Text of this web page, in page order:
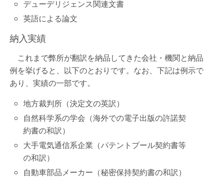
デューデリジェンス関連文書
英語による論文
納入実績
これまで弊所が翻訳を納品してきた会社・機関と納品
例を挙げると、以下のとおりです。なお、下記は例示で
あり、実績の一部です。
地方裁判所（決定文の英訳）
自然科学系の学会（海外での電子出版の許諾契
約書の和訳）
大手電気通信系企業（パテントプール契約書等
の和訳）
自動車部品メーカー（秘密保持契約書の和訳）